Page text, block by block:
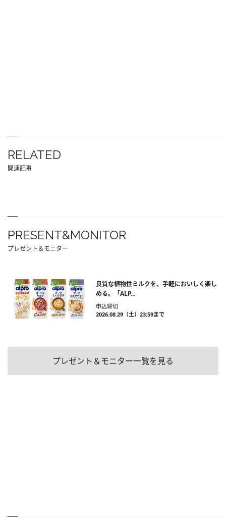
RELATED
関連記事
PRESENT&MONITOR
プレゼント＆モニター
良質な植物性ミルクを、手軽においしく楽し
める。「ALP...
申込締切
2026.08.29（土）23:59まで
プレゼント＆モニター一覧を見る